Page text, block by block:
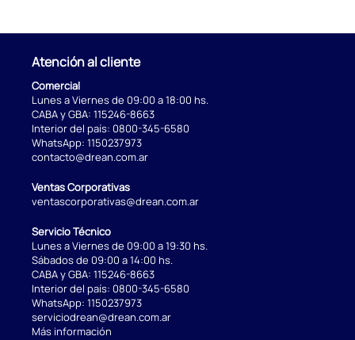
Atención al cliente
Comercial
Lunes a Viernes de 09:00 a 18:00 hs.
CABA y GBA: 115246-8663
Interior del país: 0800-345-6580
WhatsApp: 1150237973
contacto@drean.com.ar
Ventas Corporativas
ventascorporativas@drean.com.ar
Servicio Técnico
Lunes a Viernes de 09:00 a 19:30 hs.
Sábados de 09:00 a 14:00 hs.
CABA y GBA: 115246-8663
Interior del país: 0800-345-6580
WhatsApp: 1150237973
serviciodrean@drean.com.ar
Más información